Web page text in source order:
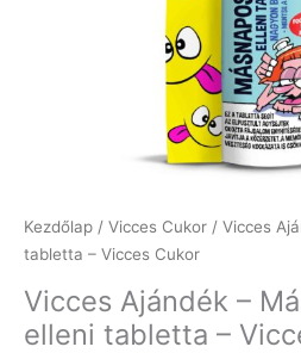
Kezdőlap / Vicces Cukor / Vicces
tabletta – Vicces Cukor
Vicces Ajándék –
elleni tabletta –